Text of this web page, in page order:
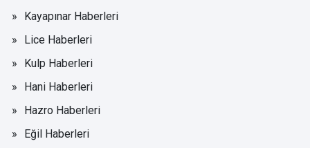
Kayapınar Haberleri
Lice Haberleri
Kulp Haberleri
Hani Haberleri
Hazro Haberleri
Eğil Haberleri